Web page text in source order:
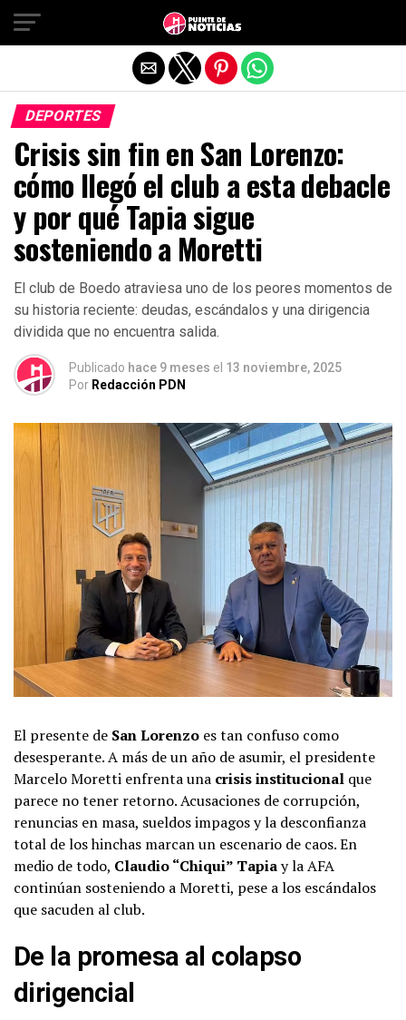
DEPORTES
Crisis sin fin en San Lorenzo:
cómo llegó el club a esta debacle
y por qué Tapia sigue
sosteniendo a Moretti
El club de Boedo atraviesa uno de los peores momentos de
su historia reciente: deudas, escándalos y una dirigencia
dividida que no encuentra salida.
Publicado hace 9 meses el 13 noviembre, 2025
Por Redacción PDN
El presente de San Lorenzo es tan confuso como
desesperante. A más de un año de asumir, el presidente
Marcelo Moretti enfrenta una crisis institucional que
parece no tener retorno. Acusaciones de corrupción,
renuncias en masa, sueldos impagos y la desconfianza
total de los hinchas marcan un escenario de caos. En
medio de todo, Claudio “Chiqui” Tapiay la AFA
continúan sosteniendo a Moretti, pese a los escándalos
que sacuden al club.
De la promesa al colapso
dirigencial
Salir de la versión móvil